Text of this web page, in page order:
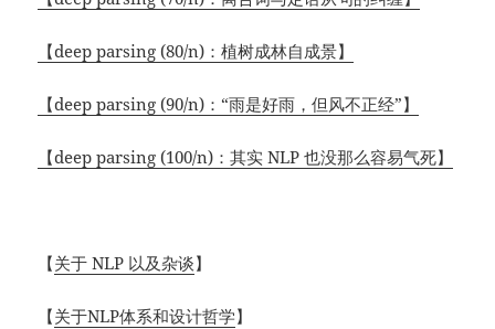
【deep parsing (80/n)：植树成林自成景】
【deep parsing (90/n)：“雨是好雨，但风不正经”】
【deep parsing (100/n)：其实 NLP 也没那么容易气死】
【关于 NLP 以及杂谈】
【关于NLP体系和设计哲学】